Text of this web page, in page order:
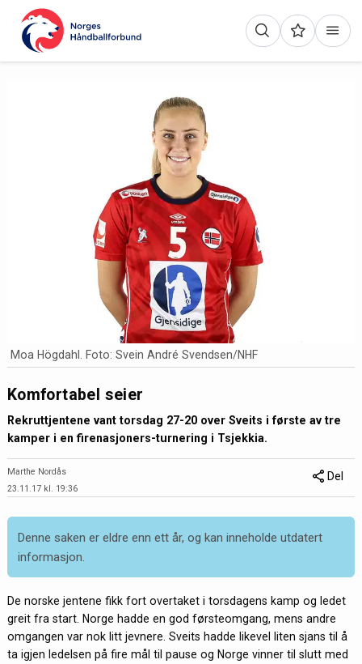
Moa Högdahl. Foto: Svein André Svendsen/NHF
Komfortabel seier
Rekruttjentene vant torsdag 27-20 over Sveits i første av tre
kamper i en firenasjoners-turnering i Tsjekkia.
Marthe Nordås
23.11.17 kl. 19:36
Del
Denne saken er eldre enn ett år, og kan inneholde utdatert
informasjon.
De norske jentene fikk fort overtaket i torsdagens kamp og ledet
greit fra start. Norge hadde en god førsteomgang, mens andre
omgangen var nok litt jevnere. Sveits hadde likevel liten sjans til å
ta igjen ledelsen på fire mål til pause og Norge vinner til slutt med